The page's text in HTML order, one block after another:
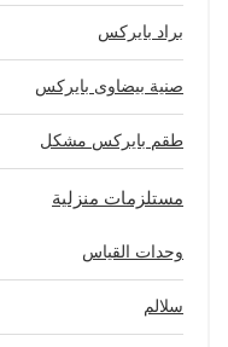
براد بايركس
صنية بيضاوى بايركس
طقم بايركس مشكل
مستلزمات منزلية
وحدات القياس
سلالم